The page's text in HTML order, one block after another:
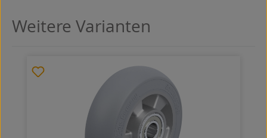
Produktgalerie überspringen
Weitere Varianten